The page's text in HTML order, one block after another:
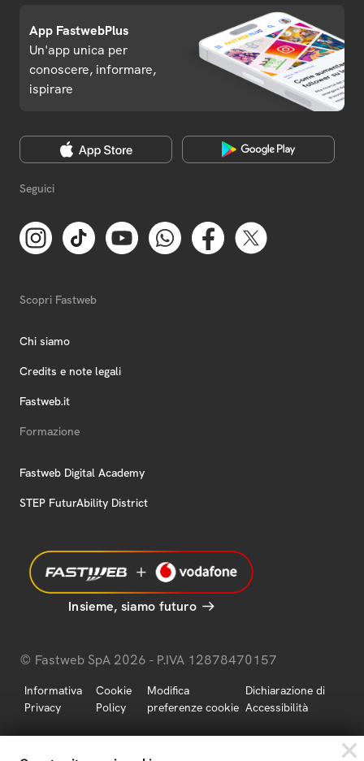
App FastwebPlus
Un'app unica per
conoscere, informare,
ispirare
Seguici
Scopri Fastweb
Chi siamo
Credits e note legali
Fastweb.it
Formazione
Fastweb Digital Academy
STEP FuturAbility District
Insieme, siamo futuro
© Fastweb SpA 2026 - P.IVA 12878470157
Informativa
Privacy
Cookie
Policy
Modifica
preferenze cookie
Dichiarazione di
Accessibilità